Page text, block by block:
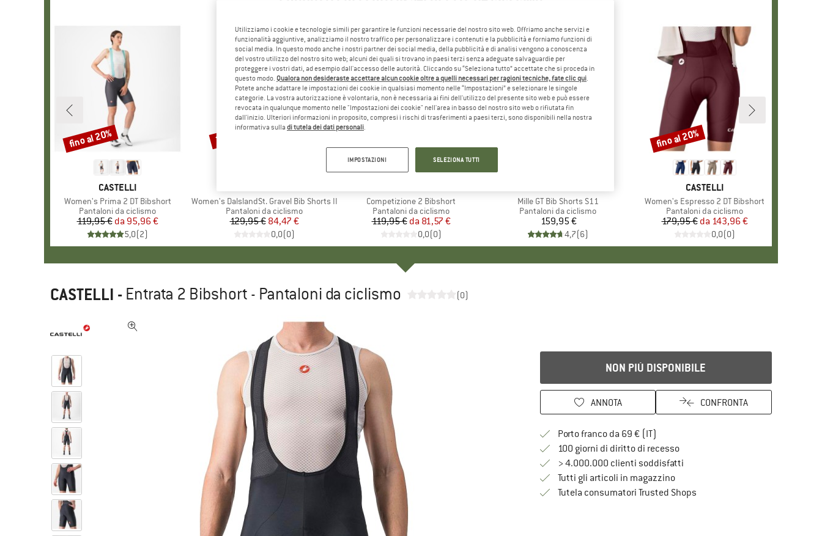
MARCHIO
CASTELLI
Articolo
Women's Prima 2 DT Bibshort
Gruppo di prodotti
Pantaloni da ciclismo
Prezzo
119,95 € Prezzo ridotto
da 95,96 €
5,0(2)
Sconto
fino al 20%
Articolo
Women's DalslandSt. Gravel Bib Shorts II
Gruppo di prodotti
Pantaloni da ciclismo
Prezzo
129,95 €Prezzo ridotto
84,47 €
0,0(0)
Sconto
35%
Articolo
Competizione 2 Bibshort
Gruppo di prodotti
Pantaloni da ciclismo
Prezzo
119,95 € Prezzo ridotto
da 81,57 €
0,0(0)
fino al 32%
Articolo
Mille GT Bib Shorts S11
Gruppo di prodotti
Pantaloni da ciclismo
Prezzo
159,95 €
4,7(6)
MARCHIO
CASTELLI
Articolo
Women's Espresso 2 DT Bibshort
Gruppo di prodotti
Pantaloni da ciclismo
Prezzo
179,95 € Prezzo ridotto
da 143,96 €
0,0(0)
Sconto
fino al 20%
CASTELLI - Entrata 2 Bibshort - Pantaloni da ciclismo (0)
NON PIÙ DISPONIBILE
ANNOTA CONFRONTA
Porto franco da 69 € (IT)
100 giorni di diritto di recessoVai alla politica di recesso qui Si
> 4.000.000 clienti soddisfatti
Tutti gli articoli in magazzino
Tutela consumatori Trusted ShopsTrovi tutte le informazioni qui!
Utilizziamo i cookie e tecnologie simili per garantire le funzioni necessarie del nostro sito web. Offriamo anche servizi e
funzionalità aggiuntive, analizziamo il nostro traffico per personalizzare i contenuti e la pubblicità e forniamo funzioni di
social media. In questo modo anche i nostri partner dei social media, della pubblicità e di analisi vengono a conoscenza
del vostro utilizzo del nostro sito web; alcuni dei quali si trovano in paesi terzi senza adeguate salvaguardie per
proteggere i vostri dati, ad esempio dall'accesso delle autorità. Cliccando su “Seleziona tutto” accettate che si proceda in
questo modo. Qualora non desideraste accettare alcun cookie oltre a quelli necessari per ragioni tecniche, fate clic qui.
Potete anche adattare le impostazioni dei cookie in qualsiasi momento nelle “Impostazioni” e selezionare le singole
categorie. La vostra autorizzazione è volontaria, non è necessaria ai fini dell'utilizzo del presente sito web e può essere
revocata in qualunque momento nelle "Impostazioni dei cookie" nell'area in basso del nostro sito web o rifiutata fin
dall'inizio. Ulteriori informazioni in proposito, compresi i rischi di trasferimenti a paesi terzi, sono disponibili nella nostra
informativa sulla di tutela dei dati personali.
IMPOSTAZIONI SELEZIONA TUTTI